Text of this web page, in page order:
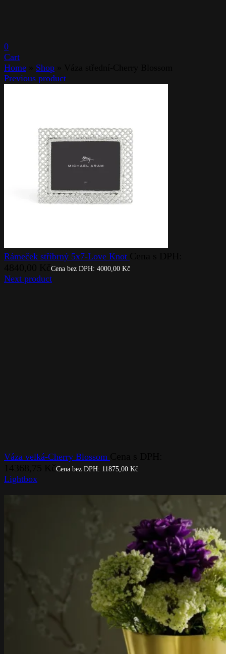
0
Cart
Home
Shop
Previous product
Rámeček stříbrný 5x7-Love Knot
Cena bez DPH: 4000,00 Kč
Next product
Váza velká-Cherry Blossom
Cena bez DPH: 11875,00 Kč
Lightbox